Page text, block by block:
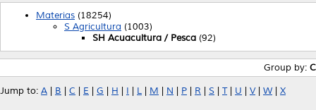
Materias (18254)
S Agricultura (1003)
SH Acuacultura / Pesca (92)
Group by:
Jump to: A B C E G H I L M N P R S T| U V| W X